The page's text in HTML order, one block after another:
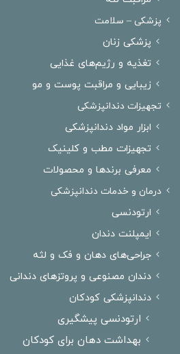
پزشکی – سلامت
پزشکی زنان
تغذیه و رژیم‌های غذایی
زیبایی و مراقبت پوست و مو
تجهیزات دندانپزشکی
ابزار مواد دندانپزشکی
تجهیزات مطب و کلینیک
معرفی برندها و محصولات
درمان‌ و خدمات دندانپزشکی
ارتودنسی
ایمپلنت دندان
جراحی‌های دهان و فک و لثه
دندان مصنوعی و پروتزهای دندانی
دندانپزشکی کودکان
ارتودنسی پیشگیری
بهداشت دهان برای کودکان